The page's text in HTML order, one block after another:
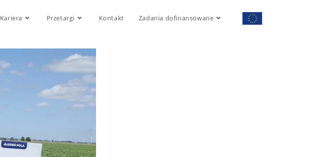
Kariera Przetargi Kontakt Zadania dofinansowane